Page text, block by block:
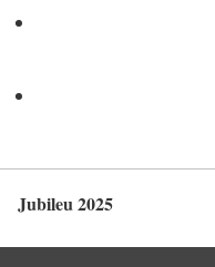
Jubileu 2025